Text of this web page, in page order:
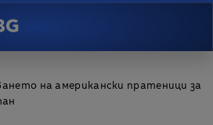
на американски пратеници за